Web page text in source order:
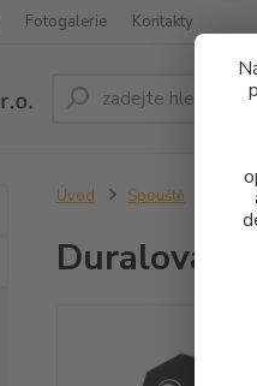
Fotogalerie Kontakty
Úvod Spouště
Duralová